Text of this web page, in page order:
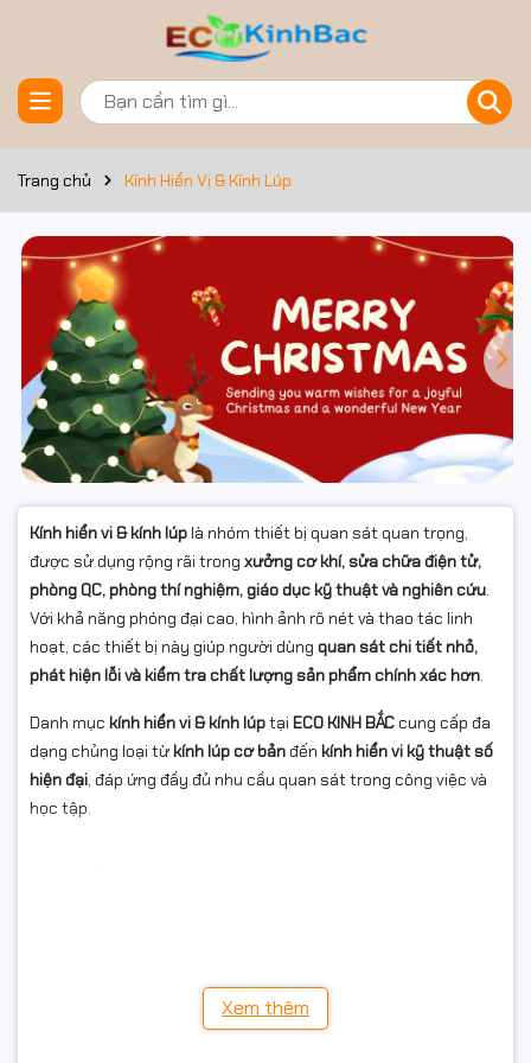
Trang chủ Kính Hiển Vị & Kính Lúp
Kính hiển vi & kính lúplà nhóm thiết bị quan sát quan trọng,
được sử dụng rộng rãi trong xưởng cơ khí, sửa chữa điện tử,
phòng QC, phòng thí nghiệm, giáo dục kỹ thuật và nghiên cứu
Với khả năng phóng đại cao, hình ảnh rõ nét và thao tác linh
hoạt, các thiết bị này giúp người dùng quan sát chi tiết nhỏ,
phát hiện lỗi và kiểm tra chất lượng sản phẩm chính xác hơn
Danh mục kính hiển vi & kính lúptại ECO KINH BẮCcung cấp đa
dạng chủng loại từkính lúp cơ bảnđến kính hiển vi kỹ thuật số
hiện đại , đáp ứng đầy đủ nhu cầu quan sát trong công việc và
học tập.
là thiết bị quan sát chuyên sâu, cho phép phóng
đại lớn và quan sát chi tiết cực nhỏ, thường dùng trong kỹ
Xem thêm